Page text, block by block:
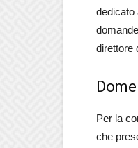
dedicato
direttore
Per la
che